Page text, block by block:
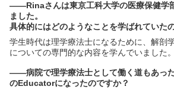
――Rinaさんは東京工科大学の医療保健学
ました。
具体的にはどのようなことを学ばれていた
学生時代は理学療法士になるために、解剖
についての専門的な内容を学んでいました。
――病院で理学療法士として働く道もあっ
のEducatorになったのですか？